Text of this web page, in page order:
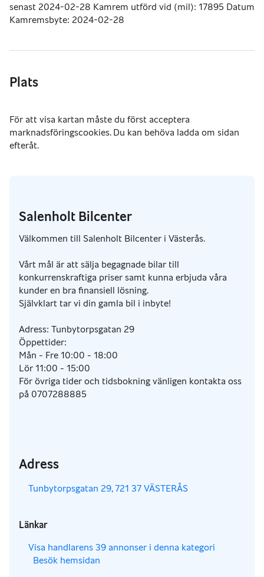
senast 2024-02-28 Kamrem utförd vid (mil): 17895 Datum
Kamremsbyte: 2024-02-28
Plats
Salenholt Bilcenter
Välkommen till Salenholt Bilcenter i Västerås.
Vårt mål är att sälja begagnade bilar till
konkurrenskraftiga priser samt kunna erbjuda våra
kunder en bra finansiell lösning.
Självklart tar vi din gamla bil i inbyte!
Adress: Tunbytorpsgatan 29
Öppettider:
Mån - Fre 10:00 - 18:00
Lör 11:00 - 15:00
För övriga tider och tidsbokning vänligen kontakta oss
på 0707288885
Adress
Tunbytorpsgatan 29, 721 37 VÄSTERÅS
Länkar
Visa handlarens 39 annonser i denna kategori
Besök hemsidan